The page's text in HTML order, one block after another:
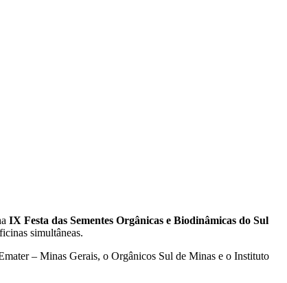
IX Festa das Sementes Orgânicas e Biodinâmicas do Sul
simultâneas.
– Minas Gerais, o Orgânicos Sul de Minas e o Instituto